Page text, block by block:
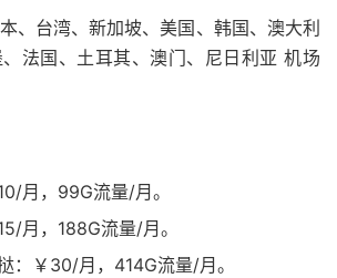
、台湾、新加坡、美国、韩国、澳大利
法国、土耳其、澳门、尼日利亚 机场
月，99G流量/月。
月，188G流量/月。
：￥30/月，414G流量/月。